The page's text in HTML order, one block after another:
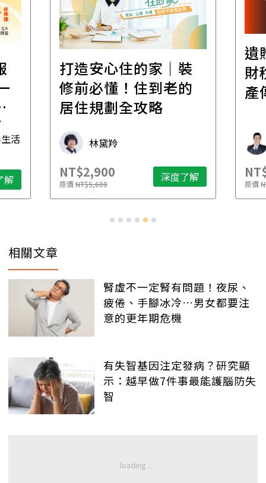
活
解
打造安心住的家｜裝
修前必懂！住到老的
居住規劃全攻略
林黛羚
NT$2,900
原價NT$5,600 深度了解
遺
財
產
原價
相關文章
腎虛不一定腎有問題！夜尿、
疲倦、手腳冰冷…男女都要注
意的更年期危機
有失智基因注定發病？研究顯
示：越早做7件事最能護腦防失
智